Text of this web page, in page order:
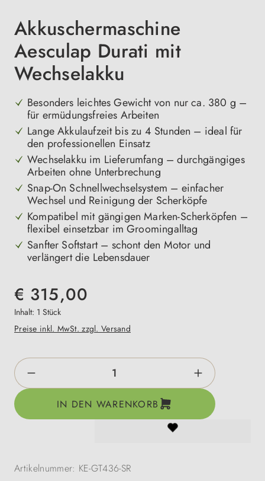
Akkuschermaschine
Aesculap Durati mit
Wechselakku
Besonders leichtes Gewicht von nur ca. 380 g –
für ermüdungsfreies Arbeiten
Lange Akkulaufzeit bis zu 4 Stunden – ideal für
den professionellen Einsatz
Wechselakku im Lieferumfang – durchgängiges
Arbeiten ohne Unterbrechung
Snap-On Schnellwechselsystem – einfacher
Wechsel und Reinigung der Scherköpfe
Kompatibel mit gängigen Marken-Scherköpfen –
flexibel einsetzbar im Groomingalltag
Sanfter Softstart – schont den Motor und
verlängert die Lebensdauer
€ 315,00
Inhalt: 1 Stück
Preise inkl. MwSt. zzgl. Versand
Produkt Anzahl: Gib den gewünschten
IN DEN WARENKORB
Artikelnummer: KE-GT436-SR